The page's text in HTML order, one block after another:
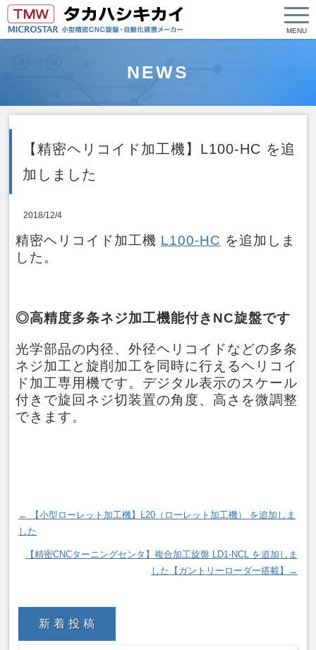
MENU
NEWS
【精密ヘリコイド加工機】L100-HC を追
加しました
2018/12/4
精密ヘリコイド加工機 L100-HC を追加しま
した。
◎高精度多条ネジ加工機能付きNC旋盤です
光学部品の内径、外径ヘリコイドなどの多条
ネジ加工と旋削加工を同時に行えるヘリコイ
ド加工専用機です。デジタル表示のスケール
付きで旋回ネジ切装置の角度、高さを微調整
できます。
←
【小型ローレット加工機】L20（ローレット加工機） を追加しま
した
【精密CNCターニングセンタ】複合加工旋盤 LD1-NCL を追加しま
した【ガントリーローダー搭載】
→
新着投稿